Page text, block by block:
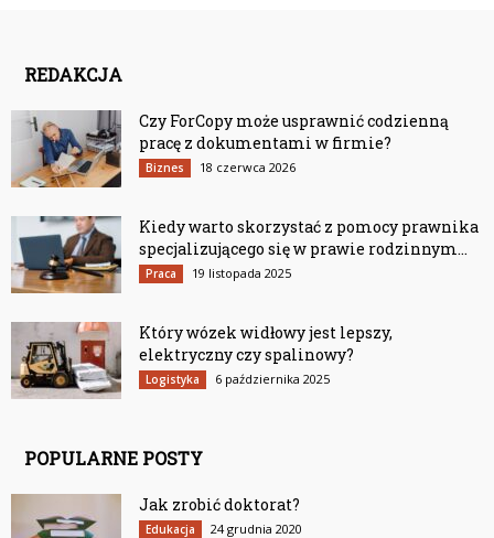
REDAKCJA
Czy ForCopy może usprawnić codzienną
pracę z dokumentami w firmie?
Biznes 18 czerwca 2026
Kiedy warto skorzystać z pomocy prawnika
specjalizującego się w prawie rodzinnym...
Praca 19 listopada 2025
Który wózek widłowy jest lepszy,
elektryczny czy spalinowy?
Logistyka 6 października 2025
POPULARNE POSTY
Jak zrobić doktorat?
Edukacja 24 grudnia 2020